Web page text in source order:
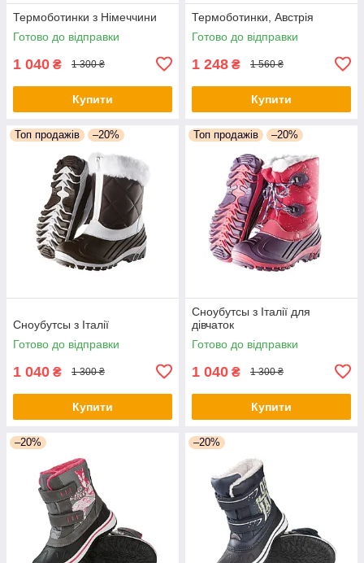
Термоботинки з Німеччини
Готово до відправки
1 040 ₴ 1 300 ₴
Купити
Термоботинки, Австрія
Готово до відправки
1 248 ₴ 1 560 ₴
Купити
Топ продажів –20%
Сноубутсы з Італії
Готово до відправки
1 040 ₴ 1 300 ₴
Купити
Топ продажів –20%
Сноубутсы з Італії для
дівчаток
Готово до відправки
1 040 ₴ 1 300 ₴
Купити
–20% –20%